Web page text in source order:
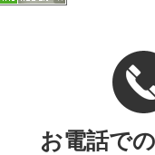
お電話で